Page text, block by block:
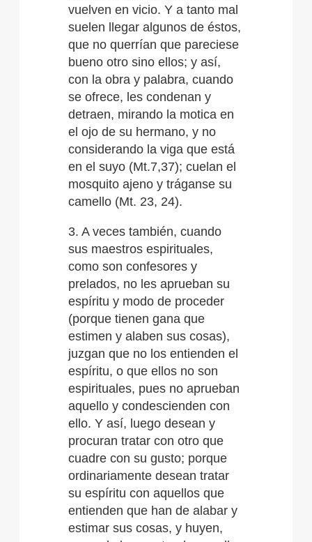
vuelven en vicio. Y a tanto mal
suelen llegar algunos de éstos,
que no querrían que pareciese
bueno otro sino ellos; y así,
con la obra y palabra, cuando
se ofrece, les condenan y
detraen, mirando la motica en
el ojo de su hermano, y no
considerando la viga que está
en el suyo (Mt.7,37); cuelan el
mosquito ajeno y tráganse su
camello (Mt. 23, 24).
3. A veces también, cuando
sus maestros espirituales,
como son confesores y
prelados, no les aprueban su
espíritu y modo de proceder
(porque tienen gana que
estimen y alaben sus cosas),
juzgan que no los entienden el
espíritu, o que ellos no son
espirituales, pues no aprueban
aquello y condescienden con
ello. Y así, luego desean y
procuran tratar con otro que
cuadre con su gusto; porque
ordinariamente desean tratar
su espíritu con aquellos que
entienden que han de alabar y
estimar sus cosas, y huyen,